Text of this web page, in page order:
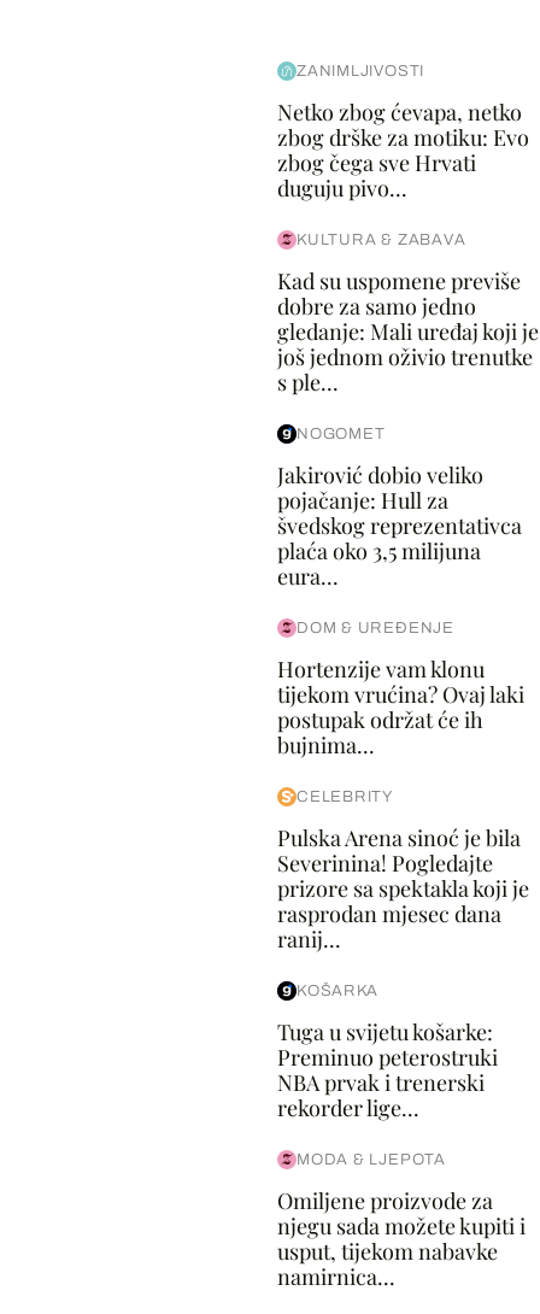
ZANIMLJIVOSTI
Netko zbog ćevapa, netko
zbog drške za motiku: Evo
zbog čega sve Hrvati
duguju pivo...
KULTURA & ZABAVA
Kad su uspomene previše
dobre za samo jedno
gledanje: Mali uređaj koji je
još jednom oživio trenutke
s ple...
NOGOMET
Jakirović dobio veliko
pojačanje: Hull za
švedskog reprezentativca
plaća oko 3,5 milijuna
eura...
DOM & UREĐENJE
Hortenzije vam klonu
tijekom vrućina? Ovaj laki
postupak održat će ih
bujnima...
CELEBRITY
Pulska Arena sinoć je bila
Severinina! Pogledajte
prizore sa spektakla koji je
rasprodan mjesec dana
ranij...
KOŠARKA
Tuga u svijetu košarke:
Preminuo peterostruki
NBA prvak i trenerski
rekorder lige...
MODA & LJEPOTA
Omiljene proizvode za
njegu sada možete kupiti i
usput, tijekom nabavke
namirnica...